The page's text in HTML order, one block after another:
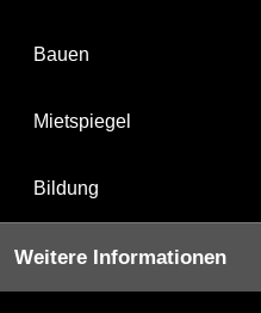
Bauen
Mietspiegel
Bildung
Weitere Informationen